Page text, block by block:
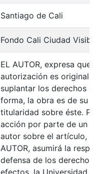
Santiago de Cali
Fondo Cali Ciudad
EL AUTOR, expresa
autorización es original
suplantar los derechos
forma, la obra es de su
titularidad sobre éste.
acción por parte de un
autor sobre el artículo,
AUTOR, asumirá la
defensa de los
efectos, la Universidad